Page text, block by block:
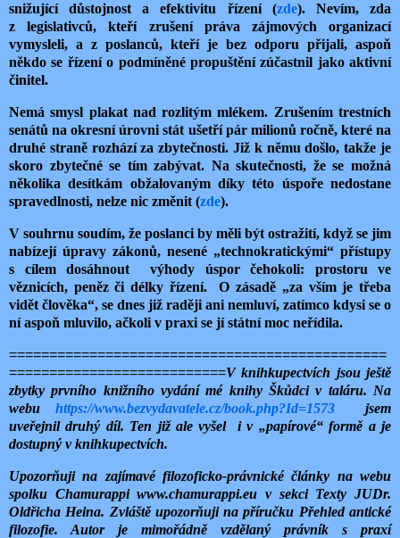
snižující důstojnost a efektivitu řízení (zde). Nevím, zda
z legislativců, kteří zrušení práva zájmových organizací
vymysleli, a z poslanců, kteří je bez odporu přijali, aspoň
někdo se řízení o podmíněné propuštění zúčastnil jako aktivní
činitel.
Nemá smysl plakat nad rozlitým mlékem. Zrušením trestních
senátů na okresní úrovni stát ušetří pár milionů ročně, které na
druhé straně rozhází za zbytečnosti. Již k němu došlo, takže je
skoro zbytečné se tím zabývat. Na skutečnosti, že se možná
několika desítkám obžalovaným díky této úspoře nedostane
spravedlnosti, nelze nic změnit (zde).
V souhrnu soudím, že poslanci by měli být ostražití, když se jim
nabízejí úpravy zákonů, nesené „technokratickými“ přístupy
s cílem dosáhnout
výhody úspor čehokoli: prostoru ve
věznicích, peněz či délky řízení.
O zásadě „za vším je třeba
vidět člověka“, se dnes již raději ani nemluví, zatímco kdysi se o
ní aspoň mluvilo, ačkoli v praxi se jí státní moc neřídila.
===============================================
===========================V knihkupectvích jsou ještě
zbytky prvního knižního vydání mé knihy Škůdci v taláru. Na
webu https://www.bezvydavatele.cz/book.php?Id=1573 jsem
uveřejnil druhý díl. Ten již ale vyšel i v „papírové“ formě a je
dostupný v knihkupectvích.
Upozorňuji na zajímavé filozoficko-právnické články na webu
spolku Chamurappi www.chamurappi.eu v sekci Texty JUDr.
Oldřicha Heina. Zvláště upozorňuji na příručku Přehled antické
filozofie. Autor je mimořádně vzdělaný právník s praxí